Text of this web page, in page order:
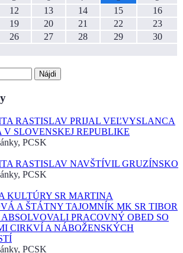
12 13 14 15
16
19 20 21 22
23
26 27 28 29
30
RASTISLAV PRIJAL VEĽVYSLANCA
V SLOVENSKEJ REPUBLIKE
PCSK
RASTISLAV NAVŠTÍVIL GRUZÍNSKO
PCSK
KULTÚRY SR MARTINA
A ŠTÁTNY TAJOMNÍK MK SR TIBOR
PRACOVNÝ OBED SO
CIRKVÍ A NÁBOŽENSKÝCH
PCSK